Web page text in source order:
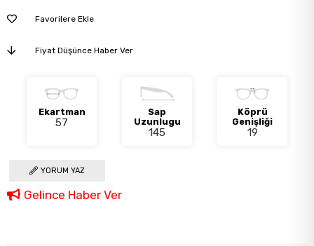
Favorilere Ekle
Fiyat Düşünce Haber Ver
Ekartman
57
Sap
Uzunlugu
145
Köprü
Genişliği
19
YORUM YAZ
Gelince Haber Ver